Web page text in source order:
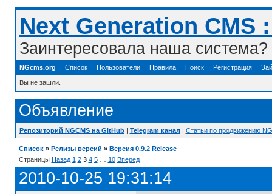
Next Generation
Заинтересовала наша
NGcms.org Список Пользователи Правила Поиск Регистрация
Вы не зашли.
Объявление
Репозиторий NGCMS на GitHub| Telegram канал| Статьи по продвижению
Список » Релизы версий » Версия 0.9.2 Release
Страницы Назад 1 2 3 4 5 10 Вперед
2010-10-25 19:31:14